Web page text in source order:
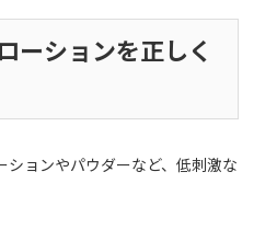
ーションを正しく
ョンやパウダーなど、低刺激な